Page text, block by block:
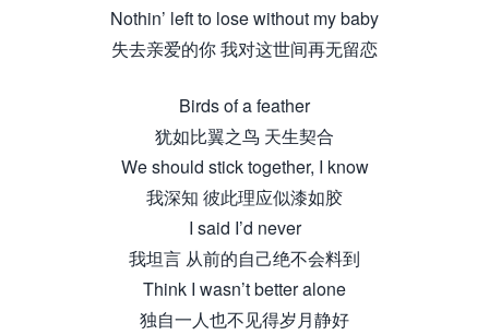
Nothin’ left to lose without my baby
失去亲爱的你 我对这世间再无留恋
Birds of a feather
犹如比翼之鸟 天生契合
We should stick together, I know
我深知 彼此理应似漆如胶
I said I’d never
我坦言 从前的自己绝不会料到
Think I wasn’t better alone
独自一人也不见得岁月静好